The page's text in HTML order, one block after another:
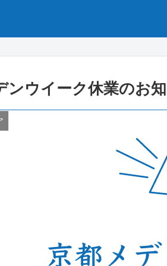
ンウイーク休業のお